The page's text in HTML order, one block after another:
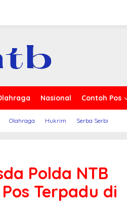
Nasional Contoh Pos
Olahraga Hukrim Serba Serbi
Polda NTB
Terpadu di